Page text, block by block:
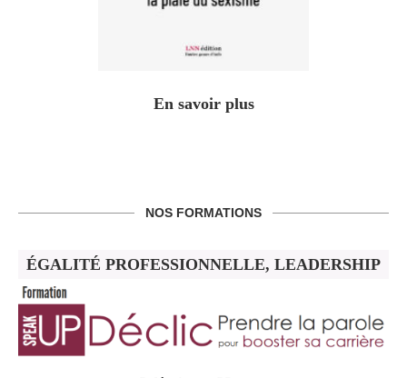
En savoir plus
NOS FORMATIONS
ÉGALITÉ PROFESSIONNELLE, LEADERSHIP